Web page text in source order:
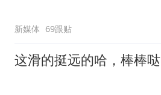
新媒体 69跟贴
这滑的挺远的哈，棒棒哒